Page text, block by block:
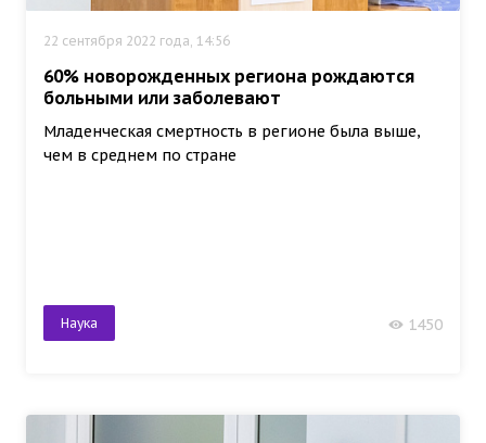
22 сентября 2022 года, 14:56
60% новорожденных региона рождаются
больными или заболевают
Младенческая смертность в регионе была выше,
чем в среднем по стране
Наука 1450